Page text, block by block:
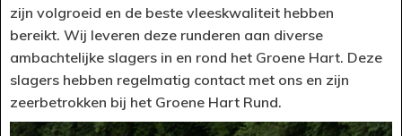
zijn volgroeid en de beste vleeskwaliteit hebben
bereikt. Wij leveren deze runderen aan diverse
ambachtelijke slagers in en rond het Groene Hart. Deze
slagers hebben regelmatig contact met ons en zijn
zeerbetrokken bij het Groene Hart Rund.